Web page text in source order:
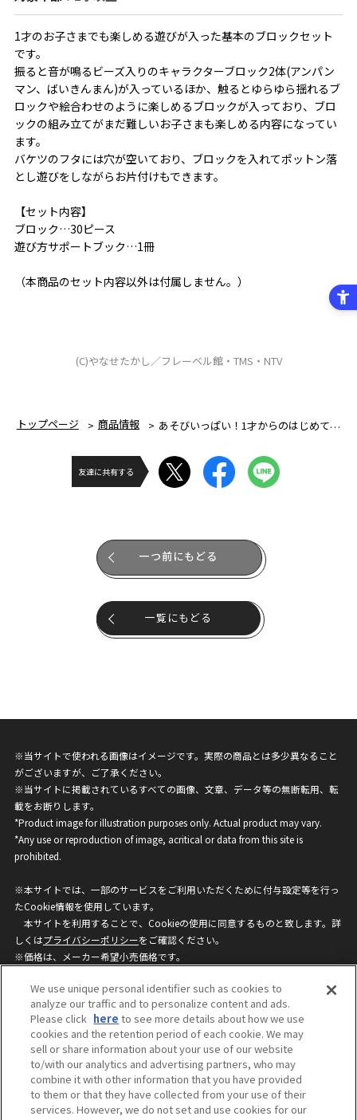
1才のお子さまでも楽しめる遊びが入った基本のブロックセット
です。
振ると音が鳴るビーズ入りのキャラクターブロック2体(アンパン
マン、ばいきんまん)が入っているほか、触るとゆらゆら揺れるブ
ロックや絵合わせのように楽しめるブロックが入っており、ブロ
ックの組み立てがまだ難しいお子さまも楽しめる内容になってい
ます。
バケツのフタには穴が空いており、ブロックを入れてポットン落
とし遊びをしながらお片付けもできます。
【セット内容】
ブロック…30ピース
遊び方サポートブック…1冊
（本商品のセット内容以外は付属しません。）
(C)やなせたかし／フレーベル館・TMS・NTV
トップページ 商品情報 あそびいっぱい！1才からのはじめてのブロックバケツ
友達に共有する
一つ前にもどる
一覧にもどる
※当サイトで使われる画像はイメージです。実際の商品とは多少異なること
がございますが、ご了承ください。
※当サイトに掲載されているすべての画像、文章、データ等の無断転用、転
載をお断りします。
*Product image for illustration purposes only. Actual product may vary.
*Any use or reproduction of image, acritical or data from this site is
prohibited.
※本サイトでは、一部のサービスをご利用いただくために付与設定等を行っ
たCookie情報を使用しています。
本サイトを利用することで、Cookieの使用に同意するものと致します。詳
しくはプライバシーポリシーをご確認ください。
※価格は、メーカー希望小売価格です。
ざいますのでご了承ください。
privacypolicy
Do Not Sell or Share My
Personal Information
ウェブサイトご利用条件
ソーシャルメディアポリシー
個人情報保護方針
お問い合わせ
We use unique personal identifier such as cookies to
analyze our traffic and to personalize content and ads.
Please click here to see more details about how we use
cookies and the retention period of each cookie. We may
sell or share information about your use of our website
to/with our analytics and advertising partners, who may
combine it with other information that you have provided
to them or that they have collected from your use of their
services. However, we do not set and use cookies for our